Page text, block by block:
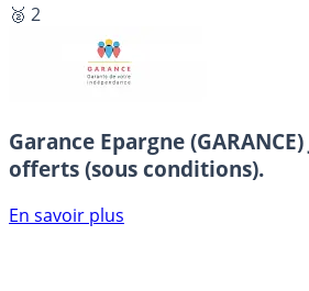
🥈 2
Garance Epargne (GARANCE)
offerts (sous conditions).
En savoir plus